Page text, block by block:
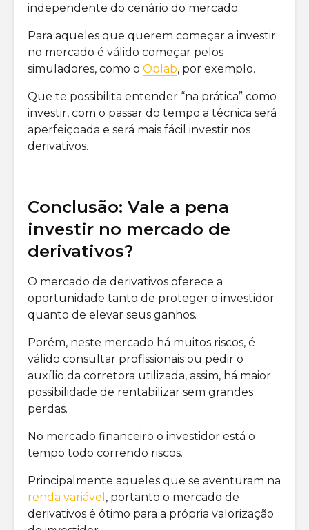
independente do cenário do mercado.
Para aqueles que querem começar a investir
no mercado é válido começar pelos
simuladores, como o Oplab, por exemplo.
Que te possibilita entender “na prática” como
investir, com o passar do tempo a técnica será
aperfeiçoada e será mais fácil investir nos
derivativos.
Conclusão: Vale a pena
investir no mercado de
derivativos?
O mercado de derivativos oferece a
oportunidade tanto de proteger o investidor
quanto de elevar seus ganhos.
Porém, neste mercado há muitos riscos, é
válido consultar profissionais ou pedir o
auxílio da corretora utilizada, assim, há maior
possibilidade de rentabilizar sem grandes
perdas.
No mercado financeiro o investidor está o
tempo todo correndo riscos.
Principalmente aqueles que se aventuram na
renda variável , portanto o mercado de
derivativos é ótimo para a própria valorização